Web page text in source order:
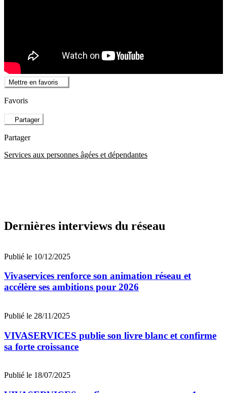
Mettre en favoris
Favoris
Partager
Partager
Services aux personnes âgées et dépendantes
Dernières interviews du réseau
Publié le 10/12/2025
Vivaservices renforce son animation réseau et
accélère ses ambitions pour 2026
Publié le 28/11/2025
VIVASERVICES publie son livre blanc et confirme
sa forte croissance
Publié le 18/07/2025